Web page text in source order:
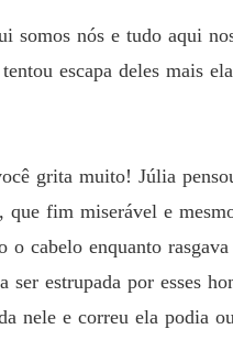
somos nós e tudo aqui
escapa deles mais
grita muito! Júlia
fim miserável e
cabelo enquanto
estrupada por esses
nele e correu ela podia